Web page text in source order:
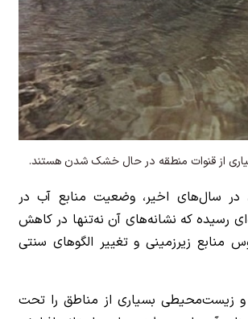
از قنوات منطقه در حال خشک شدن هستند.
در سال‌های اخیر، وضعیت منابع آب در
رسیده که نشانه‌های آن نه‌تنها در کاهش
زیرزمینی و تغییر الگوهای سنتی
و زیست‌محیطی بسیاری از مناطق را تحت